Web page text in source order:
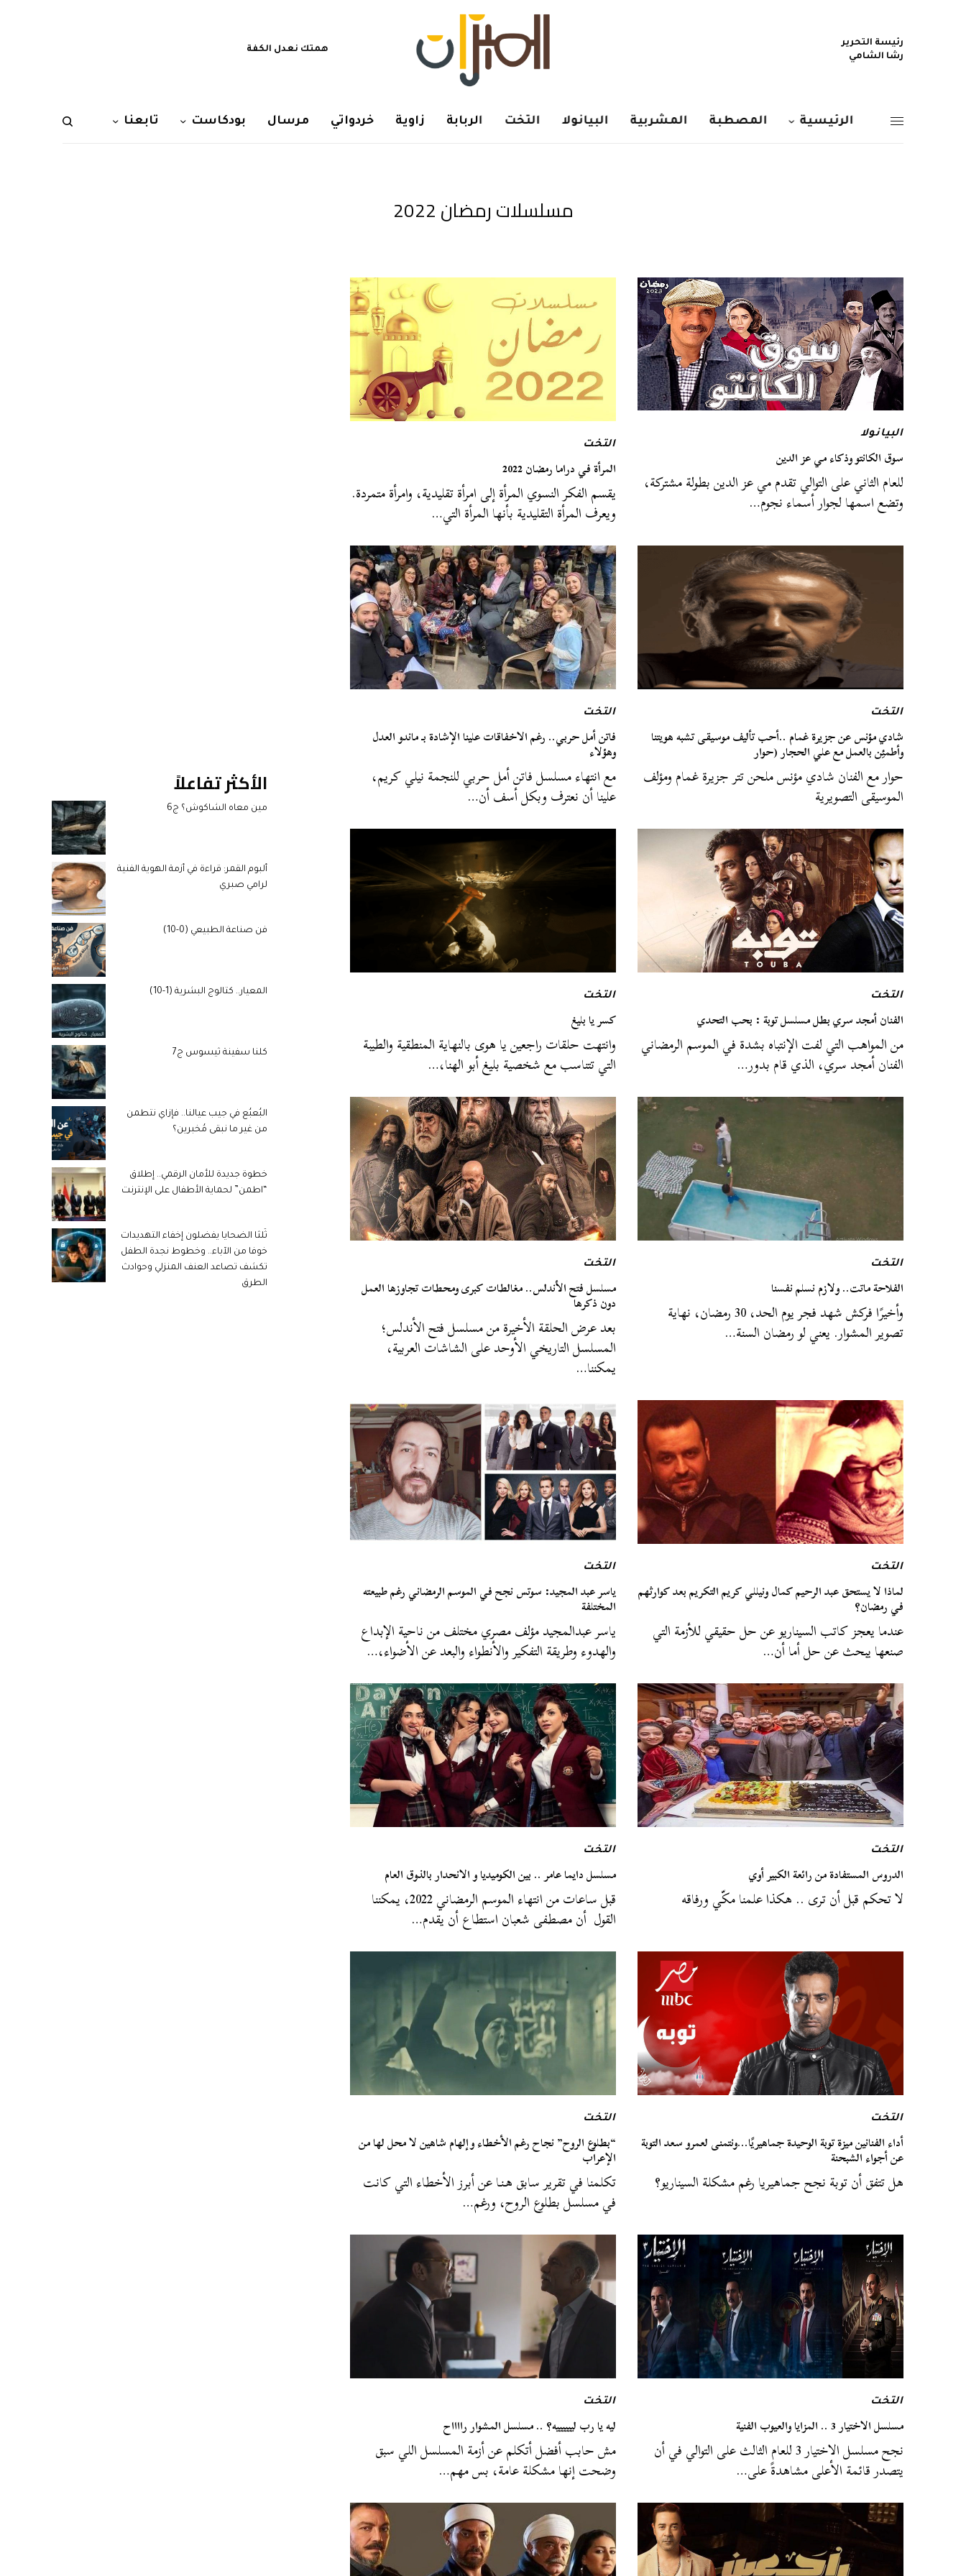
رئيسة التحرير
رشا الشامي
همتك نعدل الكفة
الرئيسية المصطبة المشربية البيانولا التخت الربابة زاوية خردواتي مرسال بودكاست تابعنا
مسلسلات رمضان 2022
البيانولا
سوق الكانتو وذكاء مي عز الدين
للعام الثاني على التوالي تقدم مي عز الدين بطولة مشتركة،
وتضع اسمها لجوار أسماء نجوم…
التخت
المرأة في دراما رمضان 2022
يقسم الفكر النسوي المرأة إلى امرأة تقليدية، وامرأة متمردة.
ويعرف المرأة التقليدية بأنها المرأة التي…
التخت
شادي مؤنس عن جزيرة غمام ..أحب تأليف موسيقى تشبه هويتنا
وأطمئِن بالعمل مع علي الحجار (حوار
حوار مع الفنان شادي مؤنس ملحن تتر جزيرة غمام ومؤلف
الموسيقى التصويرية
التخت
فاتن أمل حربي.. رغم الاخفاقات علينا الإشادة بـ ماندو العدل
وهؤلاء
مع انتهاء مسلسل فاتن أمل حربي للنجمة نيلي كريم،
علينا أن نعترف وبكل أسف أن…
التخت
الفنان أمجد سري بطل مسلسل توبة : بحب التحدي
من المواهب التي لفت الإنتباه بشدة في الموسم الرمضاني
الفنان أمجد سري، الذي قام بدور…
التخت
كسر يا بليغ
وانتهت حلقات راجعين يا هوى بالنهاية المنطقية والطيبة
التي تتناسب مع شخصية بليغ أبو الهنا،…
التخت
الفلاحة ماتت.. ولازم نسلم نفسنا
وأخيرًا فركش شهد فجر يوم الحد، 30 رمضان، نهاية
تصوير المشوار. يعني لو رمضان السنة…
التخت
مسلسل فتح الأندلس.. مغالطات كبرى ومحطات تجاوزها العمل
دون ذكرها
بعد عرض الحلقة الأخيرة من مسلسل فتح الأندلس؛
المسلسل التاريخي الأوحد على الشاشات العربية،
يمكننا…
التخت
لماذا لا يستحق عبد الرحيم كمال ونيللي كريم التكريم بعد كوارثهم
في رمضان؟
عندما يعجز كاتب السيناريو عن حل حقيقي للأزمة التي
صنعها يبحث عن حل أما أن…
التخت
ياسر عبد المجيد: سوتس نجح في الموسم الرمضاني رغم طبيعته
المختلفة
ياسر عبدالمجيد مؤلف مصري مختلف من ناحية الإبداع
والهدوء وطريقة التفكير والأنطواء والبعد عن الأضواء،…
التخت
الدروس المستفادة من رائعة الكبير أوي
لا تحكم قبل أن ترى .. هكذا علمنا مكّي ورفاقه
التخت
مسلسل دايما عامر .. بين الكوميديا و الانحدار بالذوق العام
قبل ساعات من انتهاء الموسم الرمضاني 2022، يمكننا
القول أن مصطفى شعبان استطاع أن يقدم…
التخت
أداء الفنانين ميزة توبة الوحيدة جماهيريًا…ونتمنى لعمرو سعد التوبة
عن أجواء الشبحنة
هل تتفق أن توبة نجح جماهيريا رغم مشكلة السيناريو؟
التخت
“بطلوع الروح” نجاح رغم الأخطاء وإلهام شاهين لا محل لها من
الإعراب
تكلمنا في تقرير سابق هـنـا عن أبرز الأخطاء التي كانت
في مسلسل بطلوع الروح، ورغم…
التخت
مسلسل الاختيار 3 .. المزايا والعيوب الفنية
نجح مسلسل الاختيار 3 للعام الثالث على التوالي في أن
يتصدر قائمة الأعلى مشاهدةً على…
التخت
ليه يا رب لييييييه؟ .. مسلسل المشوار رااااح
مش حابب أفضل أتكلم عن أزمة المسلسل اللي سبق
وضحت إنها مشكلة عامة، بس مهم…
الأكثر تفاعلاً
مين معاه الشاكوش؟ ج6
ألبوم القمر: قراءة في أزمة الهوية الفنية
لرامي صبري
فن صناعة الطبيعي (0-10)
المعيار.. كتالوج البشرية (1-10)
كلنا سفينة ثيسوس ج7
البُعبُع في جيب عيالنا.. فإزاي نتطمن
من غير ما نبقى مُخبرين؟
خطوة جديدة للأمان الرقمي.. إطلاق
“اطمن” لحماية الأطفال على الإنترنت
ثُلثا الضحايا يفضلون إخفاء التهديدات
خوفا من الآباء.. وخطوط نجدة الطفل
تكشف تصاعد العنف المنزلي وحوادث
الطرق